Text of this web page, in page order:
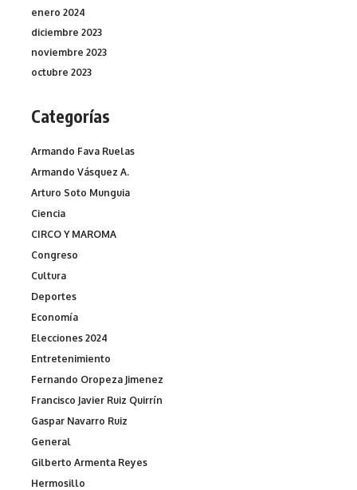
enero 2024
diciembre 2023
noviembre 2023
octubre 2023
Categorías
Armando Fava Ruelas
Armando Vásquez A.
Arturo Soto Munguia
Ciencia
CIRCO Y MAROMA
Congreso
Cultura
Deportes
Economía
Elecciones 2024
Entretenimiento
Fernando Oropeza Jimenez
Francisco Javier Ruiz Quirrín
Gaspar Navarro Ruiz
General
Gilberto Armenta Reyes
Hermosillo